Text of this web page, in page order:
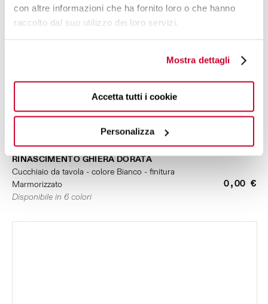
con altre informazioni che ha fornito loro o che hanno
raccolto dal suo utilizzo dei loro servizi.
Mostra dettagli
Accetta tutti i cookie
Personalizza
RINASCIMENTO GHIERA DORATA
Cucchiaio da tavola - colore Bianco - finitura
Marmorizzato
0,00 €
Disponibile in 6 colori